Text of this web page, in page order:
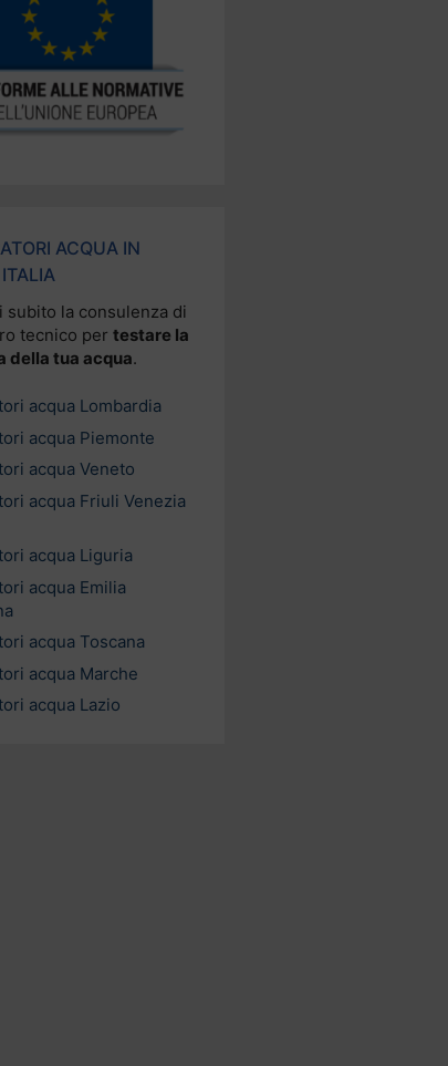
ACQUA IN
subito la consulenza di
tecnico per testare la
della tua acqua.
acqua Lombardia
acqua Piemonte
acqua Veneto
acqua Friuli Venezia
acqua Liguria
acqua Emilia
acqua Toscana
acqua Marche
acqua Lazio